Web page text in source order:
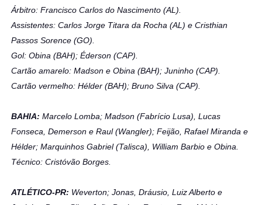
Árbitro: Francisco Carlos do Nascimento (AL).
Assistentes: Carlos Jorge Titara da Rocha (AL) e Cristhian
Passos Sorence (GO).
Gol: Obina (BAH); Éderson (CAP).
Cartão amarelo: Madson e Obina (BAH); Juninho (CAP).
Cartão vermelho: Hélder (BAH); Bruno Silva (CAP).
BAHIA: Marcelo Lomba; Madson (Fabrício Lusa), Lucas
Fonseca, Demerson e Raul (Wangler); Feijão, Rafael Miranda e
Hélder; Marquinhos Gabriel (Talisca), William Barbio e Obina.
Técnico: Cristóvão Borges.
ATLÉTICO-PR: Weverton; Jonas, Dráusio, Luiz Alberto e